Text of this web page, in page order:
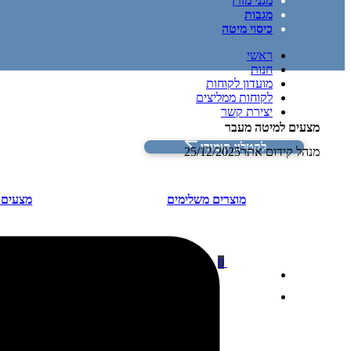
מגבות
כיסוי מיטה
ראשי
חנות
מועדון לקוחות
לקוחות ממליצים
יצירת קשר
לקטלוג קומודו
מוצרים משלימים מצעים
0
מצעים למיטה מעבר
מנהל קידום אתר25/12/2025